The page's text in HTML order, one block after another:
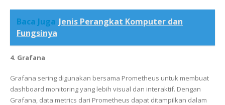
Baca Juga Jenis Perangkat Komputer dan
Fungsinya
4. Grafana
Grafana sering digunakan bersama Prometheus untuk membuat
dashboard monitoring yang lebih visual dan interaktif. Dengan
Grafana, data metrics dari Prometheus dapat ditampilkan dalam